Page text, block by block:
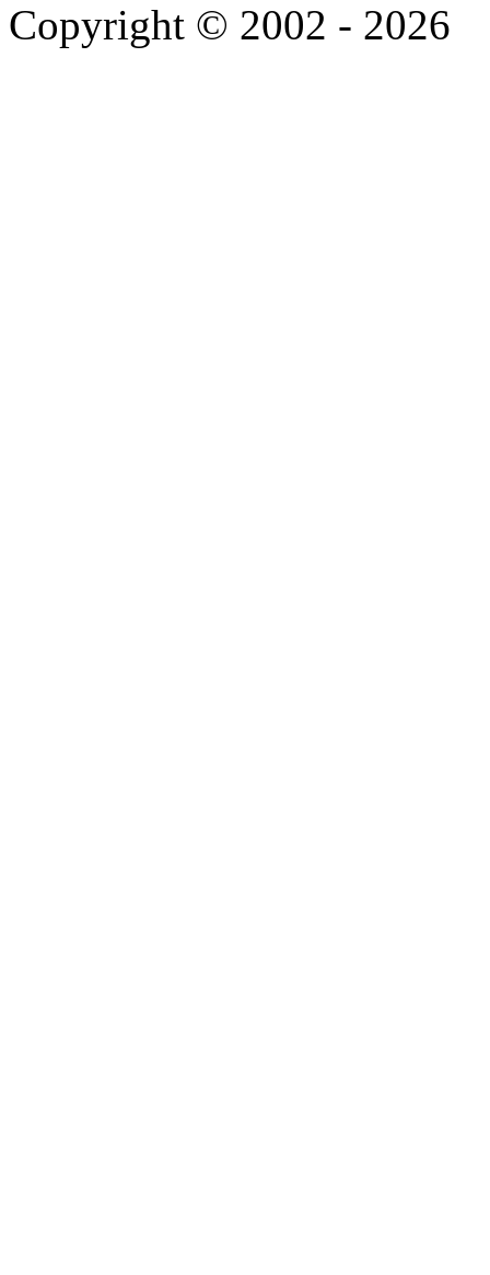
Copyright © 2002 - 2026